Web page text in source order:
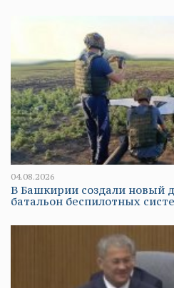
04.08.2026
В Башкирии создали новый
батальон беспилотных